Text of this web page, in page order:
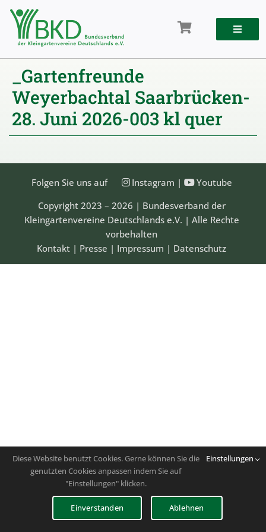
Zum
Inhalt
springen
_Gartenfreunde
Weyerbachtal Saarbrücken-
28. Juni 2026-003 kl quer
Folgen Sie uns auf Instagram |
Youtube
Copyright 2023 – 2026 | Bundesverband der
Kleingartenvereine Deutschlands e.V. | Alle Rechte
vorbehalten
Kontakt | Presse | Impressum | Datenschutz
Diese Website benutzt Cookies. Gerne können Sie die
genutzten Cookies anpassen indem Sie auf
"Einstellungen" klicken.
Einstellungen
Einverstanden Ablehnen